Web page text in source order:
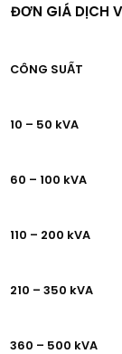
ĐƠN GIÁ DỊCH
CÔNG SUẤT
10 – 50 kVA
60 – 100 kVA
110 – 200 kVA
210 – 350 kVA
360 – 500 kVA